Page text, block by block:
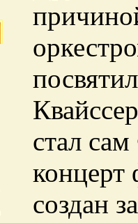
стал
концерт
создан